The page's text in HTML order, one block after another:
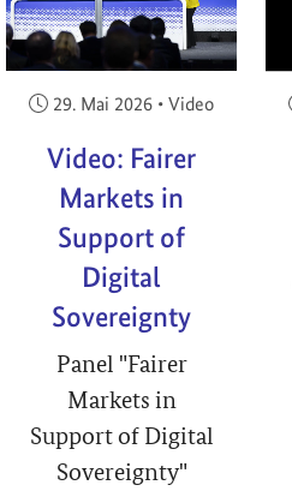
Veröffentlicht am:
29. Mai 2026 • Video
Video: Fairer
Markets in
Support of
Digital
Sovereignty
Panel "Fairer
Markets in
Support of Digital
Sovereignty"